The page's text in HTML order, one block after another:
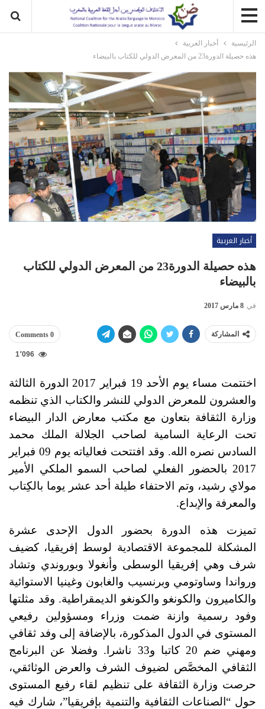
الرئيسية
أخبار العربية
هذه حصيلة الدورة23 من المعرض الدولي للكتاب بالبيضاء
أخبار العربية
هذه حصيلة الدورة23 من المعرض الدولي للكتاب
بالبيضاء
في 8 مارس 2017
المشاركة 0 Comments
1٬096
اختتمت مساء يوم الأحد 19 فبراير 2017 الدورة الثالثة
والعشرون للمعرض الدولي للنشر والكتاب الذي تنظمه
وزارة الثقافة بتعاون مع مكتب معارض الدار البيضاء
تحت الرعاية السامية لصاحب الجلالة الملك محمد
السادس نصره الله. وقد افتتحت فعالياته يوم 09 فبراير
2017 بالحضور الفعلي لصاحب السمو الملكي الأمير
مولاي رشيد، وتم الاحتفاء طيلة أحد عشر يوما بالكِتاب
والمعرفة والإبداع.
تميزت هذه الدورة بحضور الدول الإحدى عشرة
المشكلة للمجموعة الاقتصادية لوسط إفريقيا، كضيف
شرف وهي إفريقيا الوسطى وأنغولا وبوروندي وتشاد
ورواندا وساوتومي وبرنسيب والغابون وغينيا الاستوائية
والكاميرون والكونغو والكونغو الديمقراطية. وقد مثلتها
وفود رسمية وازنة ضمت وزراء ومسؤولين رفيعي
المستوى في الدول المذكورة، بالإضافة إلى وفد ثقافي
ومهني ضم 20 كاتبا و33 ناشرا. وفضلا عن البرنامج
الثقافي المخصَّص لضيوف الشرف والعرض الوثائقي،
حرصت وزارة الثقافة على تنظيم لقاء رفيع المستوى
حول “الصناعات الثقافية والتنمية بإفريقيا”، شارك فيه